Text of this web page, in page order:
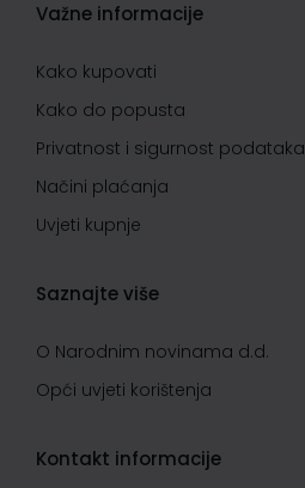
Važne informacije
Kako kupovati
Kako do popusta
Privatnost i sigurnost podataka
Načini plaćanja
Uvjeti kupnje
Saznajte više
O Narodnim novinama d.d.
Opći uvjeti korištenja
Kontakt informacije